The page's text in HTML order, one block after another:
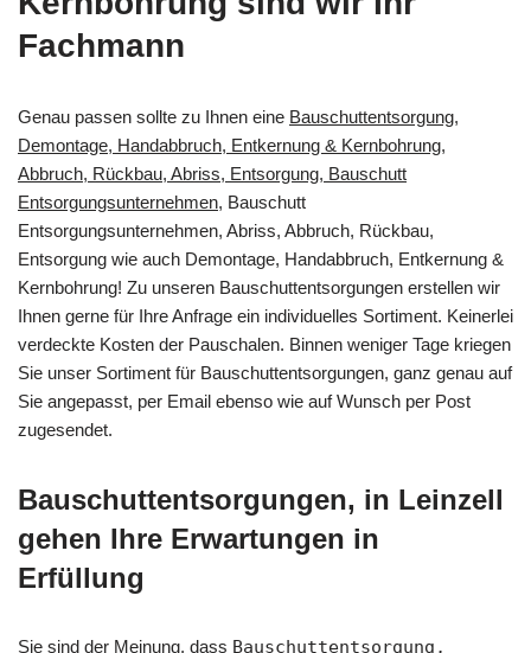
Fachmann
Genau passen sollte zu Ihnen eine Bauschuttentsorgung,
Demontage, Handabbruch, Entkernung & Kernbohrung,
Abbruch, Rückbau, Abriss, Entsorgung, Bauschutt
Entsorgungsunternehmen, Bauschutt
Entsorgungsunternehmen, Abriss, Abbruch, Rückbau,
Entsorgung wie auch Demontage, Handabbruch, Entkernung &
Kernbohrung! Zu unseren Bauschuttentsorgungen erstellen wir
Ihnen gerne für Ihre Anfrage ein individuelles Sortiment. Keinerlei
verdeckte Kosten der Pauschalen. Binnen weniger Tage kriegen
Sie unser Sortiment für Bauschuttentsorgungen, ganz genau auf
Sie angepasst, per Email ebenso wie auf Wunsch per Post
zugesendet.
Bauschuttentsorgungen, in Leinzell
gehen Ihre Erwartungen in
Erfüllung
Sie sind der Meinung, dass Bauschuttentsorgung,